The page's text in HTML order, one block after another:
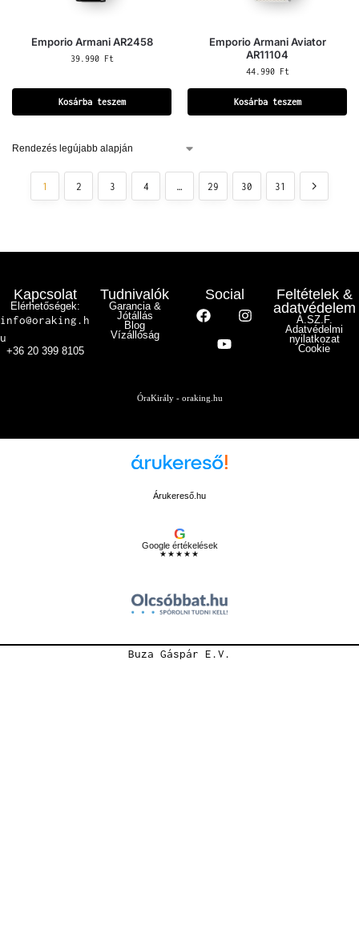
Emporio Armani AR2458
39.990 Ft
Kosárba teszem
Emporio Armani Aviator
AR11104
44.990 Ft
Kosárba teszem
1 2 3 4 … 29 30 31
Kapcsolat
Elérhetőségek:
info@oraking.h
u
+36 20 399 8105
Tudnivalók
Garancia &
Jótállás
Blog
Vízállóság
Social
Feltételek &
adatvédelem
Á.SZ.F.
Adatvédelmi
nyilatkozat
Cookie
ÓraKirály - oraking.hu
Árukereső.hu
G
Google értékelések
★★★★★
Buza Gáspár E.V.